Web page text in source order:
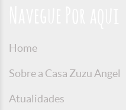
Home
Sobre a Casa Zuzu Angel
Atualidades